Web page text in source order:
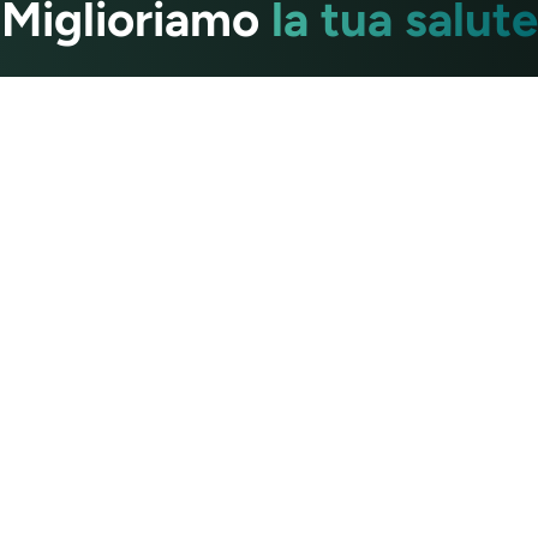
Miglioriamo la tua salute